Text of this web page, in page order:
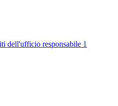
dell'ufficio responsabile 1